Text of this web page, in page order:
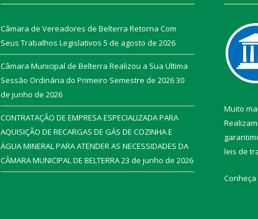
Câmara de Vereadores de Belterra Retorna Com
Seus Trabalhos Legislativos 5 de agosto de 2026
Câmara Municipal de Belterra Realizou a Sua Ultima
Sessão Ordinária do Primeiro Semestre de 202630
de junho de 2026
CONTRATAÇÃO DE EMPRESA ESPECIALIZADA PARA
AQUISIÇÃO DE RECARGAS DE GÁS DE COZINHA E
ÁGUA MINERAL PARA ATENDER AS NECESSIDADES DA
CÂMARA MUNICIPAL DE BELTERRA23 de junho de 2026
Muito
leis de
Conheça